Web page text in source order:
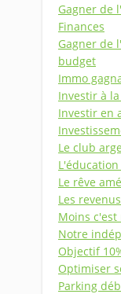
Gagner de
Finances
Gagner de
budget
Immo
Investir à
Investir en
Le club
Le rêve
Les
Moins c'est
Notre
Objectif
Optimiser
Parking